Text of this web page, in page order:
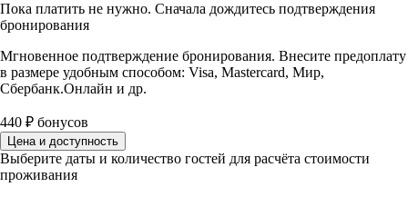
Пока платить не нужно. Сначала дождитесь подтверждения
бронирования
Мгновенное подтверждение бронирования. Внесите предоплату
в размере удобным способом: Visa, Mastercard, Мир,
Сбербанк.Онлайн и др.
440 ₽ бонусов
Цена и доступность
Выберите даты и количество гостей для расчёта стоимости
проживания